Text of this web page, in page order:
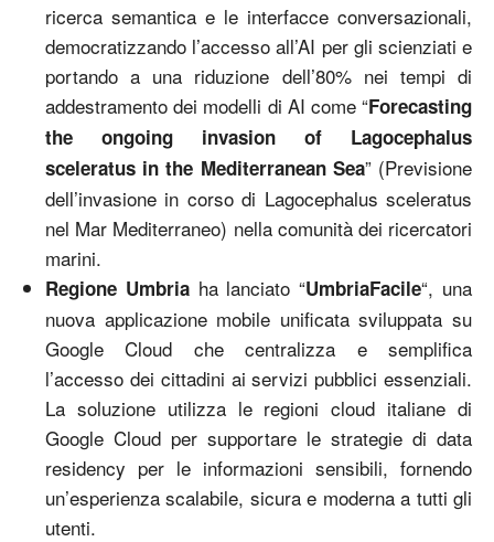
ricerca semantica e le interfacce conversazionali,
democratizzando l’accesso all’AI per gli scienziati e
portando a una riduzione dell’80% nei tempi di
addestramento dei modelli di AI come “Forecasting
the ongoing invasion of Lagocephalus
sceleratus in the Mediterranean Sea” (Previsione
dell’invasione in corso di Lagocephalus sceleratus
nel Mar Mediterraneo) nella comunità dei ricercatori
marini.
Regione Umbriaha lanciato “UmbriaFacile“, una
nuova applicazione mobile unificata sviluppata su
Google Cloud che centralizza e semplifica
l’accesso dei cittadini ai servizi pubblici essenziali.
La soluzione utilizza le regioni cloud italiane di
Google Cloud per supportare le strategie di data
residency per le informazioni sensibili, fornendo
un’esperienza scalabile, sicura e moderna a tutti gli
utenti.